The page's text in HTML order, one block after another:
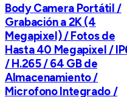
Body Camera Portátil /
Grabación a 2K (4
Megapixel) / Fotos de
Hasta 40 Megapixel /
/ H.265 / 64 GB de
Almacenamiento /
Microfono Integrado /